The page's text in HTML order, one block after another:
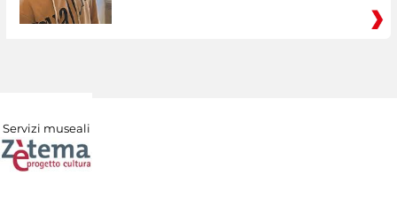
Servizi museali